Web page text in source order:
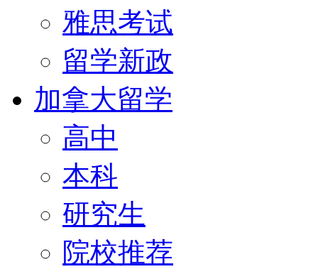
雅思考试
留学新政
加拿大留学
高中
本科
研究生
院校推荐